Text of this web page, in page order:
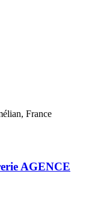
France
AGENCE